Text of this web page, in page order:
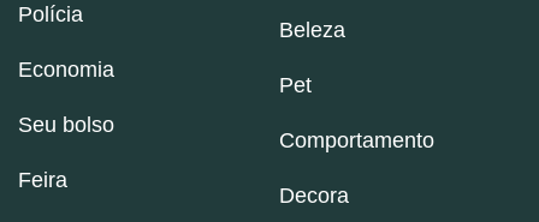
Polícia
Economia
Seu bolso
Feira
Beleza
Pet
Comportamento
Decora